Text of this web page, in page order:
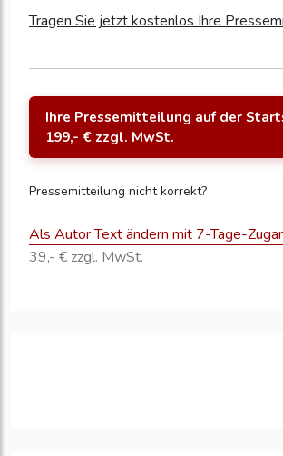
Tragen Sie jetzt kostenlos Ihre
Ihre Pressemitteilung auf der
199,- € zzgl. MwSt.
Pressemitteilung nicht korrekt?
Als Autor Text ändern mit 7-Tage-
39,- € zzgl. MwSt.